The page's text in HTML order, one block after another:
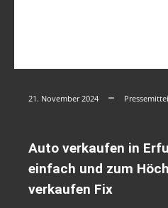
21. November 2024
Auto verkaufen in
einfach und zum
verkaufen Fix